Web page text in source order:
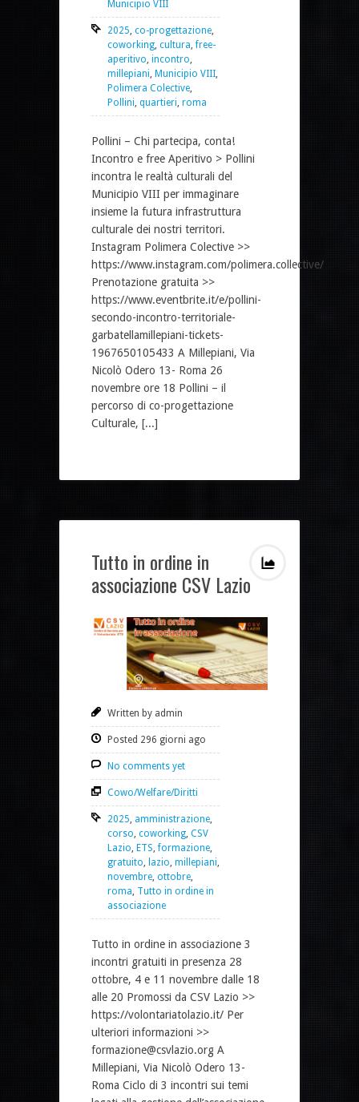
Municipio VIII
2025 co-progettazione
coworking cultura ,free-
aperitivo incontro
millepiani Municipio VIII
Polimera Colective
Pollini quartieri roma
Pollini – Chi partecipa, conta!
Incontro e free Aperitivo > Pollini
incontra le realtà culturali del
Municipio VIII per immaginare
insieme la futura infrastruttura
culturale dei nostri territori.
Instagram Polimera Colective >>
https://www.instagram.com/polimera.collective/
Prenotazione gratuita >>
https://www.eventbrite.it/e/pollini-
secondo-incontro-territoriale-
garbatellamillepiani-tickets-
1967650105433 A Millepiani, Via
Nicolò Odero 13- Roma 26
novembre ore 18 Pollini – il
percorso di co-progettazione
Culturale, [...]
Tutto in ordine in
associazione CSV Lazio
Written by admin
Posted 296 giorni ago
No comments yet
Cowo/Welfare/Diritti
2025, amministrazione,
corso, coworking, CSV
Lazio, ETS,formazione,
gratuito, lazio, millepiani,
novembre, ottobre,
roma, Tutto in ordine in
associazione
Tutto in ordine in associazione 3
incontri gratuiti in presenza 28
ottobre, 4 e 11 novembre dalle 18
alle 20 Promossi da CSV Lazio >>
https://volontariatolazio.it/ Per
ulteriori informazioni >>
formazione@csvlazio.org A
Millepiani, Via Nicolò Odero 13-
Roma Ciclo di 3 incontri sui temi